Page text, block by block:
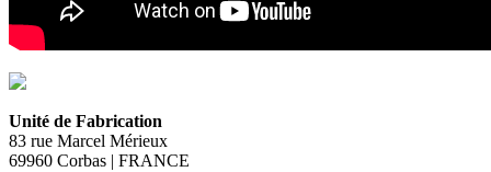
Unité de Fabrication
83 rue Marcel Mérieux
69960 Corbas | FRANCE